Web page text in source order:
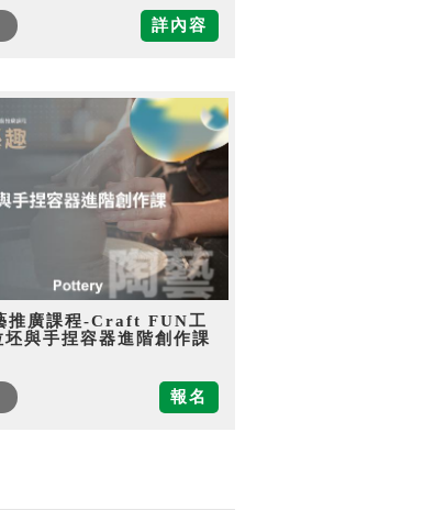
詳內容
推廣課程-Craft FUN工
與手捏容器進階創作課
報名